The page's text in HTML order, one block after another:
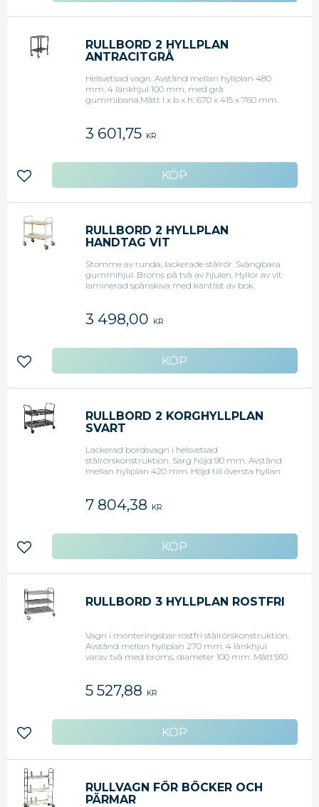
RULLBORD 2 HYLLPLAN
ANTRACITGRÅ
Helsvetsad vagn. Avstånd mellan hyllplan 480
mm. 4 länkhjul 100 mm, med grå
gummibana.Mått l x b x h: 670 x 415 x 760 mm.
3 601,75 KR
Lägg till i favoriter
RULLBORD 2 HYLLPLAN
HANDTAG VIT
Stomme av runda, lackerade stålrör. Svängbara
gummihjul. Broms på två av hjulen. Hyllor av vit
laminerad spånskiva med kantlist av bok.
mm.Kapacitet 100kg. Levereras omonterad =
3 498,00 KR
Lägg till i favoriter
RULLBORD 2 KORGHYLLPLAN
SVART
Lackerad bordsvagn i helsvetsad
stålrörskonstruktion. Sarg höjd 90 mm. Avstånd
mellan hyllplan 420 mm. Höjd till översta hyllan
kg.
7 804,38 KR
Lägg till i favoriter
RULLBORD 3 HYLLPLAN ROSTFRI
Vagn i monteringsbar rostfri stålrörskonstruktion.
Avstånd mellan hyllplan 270 mm. 4 länkhjul
varav två med broms, diameter 100 mm. Mått:910
5 527,88 KR
Lägg till i favoriter
RULLVAGN FÖR BÖCKER OCH
PÄRMAR